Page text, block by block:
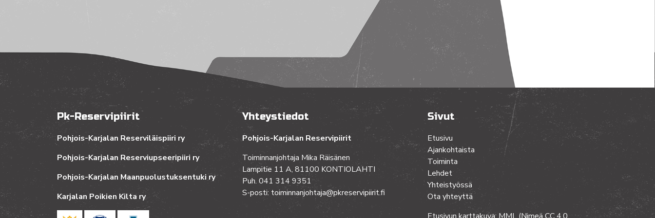
Pk-Reservipiirit
Pohjois-Karjalan Reserviläispiiri ry
Pohjois-Karjalan Reserviupseeripiiri ry
Pohjois-Karjalan Maanpuolustuksentuki ry
Karjalan Poikien Kilta ry
Yhteystiedot
Pohjois-Karjalan Reservipiirit
Toiminnanjohtaja Mika Räisänen
Lampitie 11 A, 81100 KONTIOLAHTI
Puh. 041 314 9351
S-posti: toiminnanjohtaja@pkreservipiirit.fi
Sivut
Etusivu
Ajankohtaista
Toiminta
Lehdet
Yhteistyössä
Ota yhteyttä